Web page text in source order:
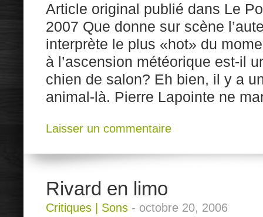
Article original publié dans Le
2007 Que donne sur scène
interprète le plus «hot» du
à l’ascension météorique est-il
chien de salon? Eh bien, il y a
animal-là. Pierre Lapointe ne
Laisser un commentaire
Rivard en limo
Critiques Sons - octobre 20, 2006